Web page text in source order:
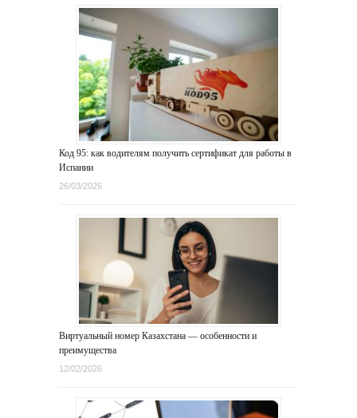
Код 95: как водителям получить сертификат для работы в
Испании
26/03/2026
Виртуальный номер Казахстана — особенности и
преимущества
12/02/2026